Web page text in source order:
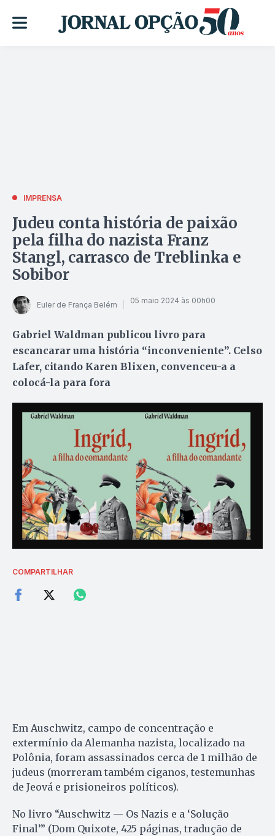
IMPRENSA
Judeu conta história de paixão
pela filha do nazista Franz
Stangl, carrasco de Treblinka e
Sobibor
Euler de França Belém 05 maio 2024 às 00h00
Gabriel Waldman publicou livro para
escancarar uma história “inconveniente”. Celso
Lafer, citando Karen Blixen, convenceu-a a
colocá-la para fora
COMPARTILHAR
Em Auschwitz, campo de concentração e
extermínio da Alemanha nazista, localizado na
Polônia, foram assassinados cerca de 1 milhão de
judeus (morreram também ciganos, testemunhas
de Jeová e prisioneiros políticos).
No livro “Auschwitz — Os Nazis e a ‘Solução
Final’” (Dom Quixote, 425 páginas, tradução de